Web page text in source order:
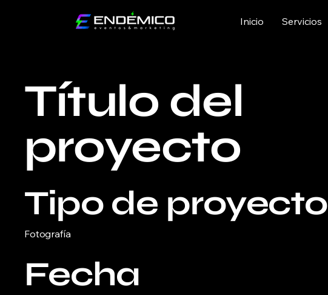
Inicio Servicios
Título del
proyecto
Tipo de proyecto
Fotografía
Fecha